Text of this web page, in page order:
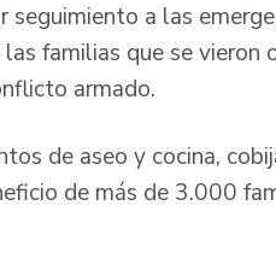
seguimiento a las
familias que se vieron
armado.
de aseo y cocina,
de más de 3.000